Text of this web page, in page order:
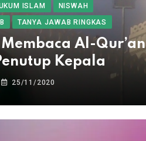
ISLAM
NISWAH
TANYA JAWAB RINGKAS
Al-Qur’an
Kepala
25/11/2020